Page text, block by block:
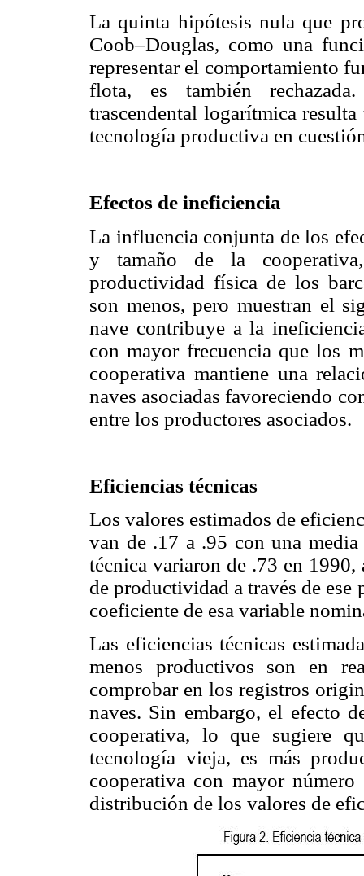
La quinta hipótesis nula que
Coob–Douglas, como una
representar el comportamiento
flota, es también
trascendental logarítmica
tecnología productiva en
Efectos de ineficiencia
La influencia conjunta de los
y tamaño de la
productividad física de los
son menos, pero muestran el
nave contribuye a la
con mayor frecuencia que los
cooperativa mantiene una
naves asociadas favoreciendo
entre los productores asociados.
Eficiencias técnicas
Los valores estimados de
van de .17 a .95 con una
técnica variaron de .73 en
de productividad a través de
coeficiente de esa variable
Las eficiencias técnicas
menos productivos son en
comprobar en los registros
naves. Sin embargo, el efecto
cooperativa, lo que sugiere
tecnología vieja, es más
cooperativa con mayor
distribución de los valores de